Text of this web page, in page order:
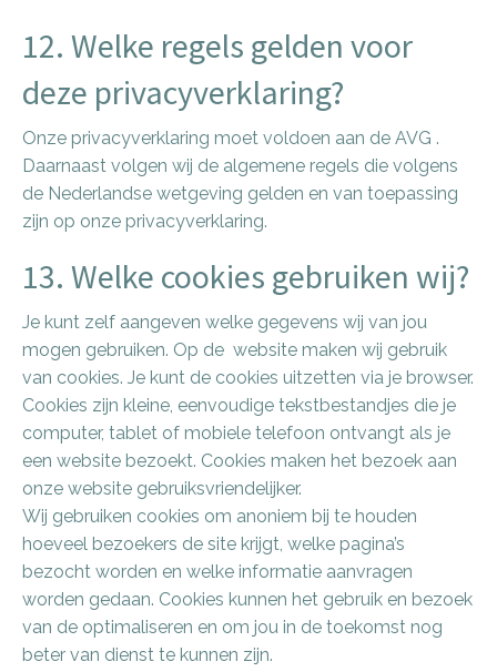
12. Welke regels gelden voor
deze privacyverklaring?
Onze privacyverklaring moet voldoen aan de AVG .
Daarnaast volgen wij de algemene regels die volgens
de Nederlandse wetgeving gelden en van toepassing
zijn op onze privacyverklaring.
13. Welke cookies gebruiken wij?
Je kunt zelf aangeven welke gegevens wij van jou
mogen gebruiken. Op de website maken wij gebruik
van cookies. Je kunt de cookies uitzetten via je browser.
Cookies zijn kleine, eenvoudige tekstbestandjes die je
computer, tablet of mobiele telefoon ontvangt als je
een website bezoekt. Cookies maken het bezoek aan
onze website gebruiksvriendelijker.
Wij gebruiken cookies om anoniem bij te houden
hoeveel bezoekers de site krijgt, welke pagina’s
bezocht worden en welke informatie aanvragen
worden gedaan. Cookies kunnen het gebruik en bezoek
van de optimaliseren en om jou in de toekomst nog
beter van dienst te kunnen zijn.